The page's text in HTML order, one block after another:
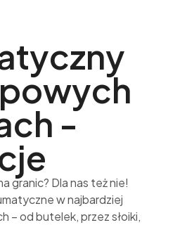
-
granic? Dla nas też nie!
w najbardziej
– od butelek, przez słoiki,